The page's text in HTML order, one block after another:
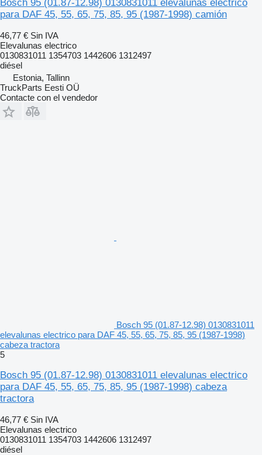
Bosch 95 (01.87-12.98) 0130831011 elevalunas electrico
para DAF 45, 55, 65, 75, 85, 95 (1987-1998) camión
46,77 € Sin IVA
Elevalunas electrico
0130831011 1354703 1442606 1312497
diésel
Estonia, Tallinn
TruckParts Eesti OÜ
Contacte con el vendedor
Bosch 95 (01.87-12.98) 0130831011
elevalunas electrico para DAF 45, 55, 65, 75, 85, 95 (1987-1998)
cabeza tractora
5
Bosch 95 (01.87-12.98) 0130831011 elevalunas electrico
para DAF 45, 55, 65, 75, 85, 95 (1987-1998) cabeza
tractora
46,77 € Sin IVA
Elevalunas electrico
0130831011 1354703 1442606 1312497
diésel